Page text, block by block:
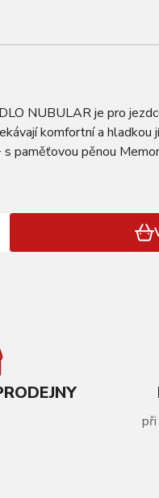
NUBULAR je pro
komfortní a hladkou
paměťovou pěnou